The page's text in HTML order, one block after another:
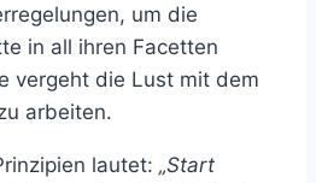
um die
in all ihren Facetten
vergeht die Lust mit dem
arbeiten.
lautet: „Start